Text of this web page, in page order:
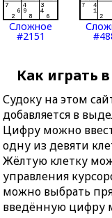
Сложное
#2151
Как играть
Судоку на этом
добавляется в
Цифру можно
одну из девяти
Жёлтую клетку
управления
можно выбрать
введённую цифру